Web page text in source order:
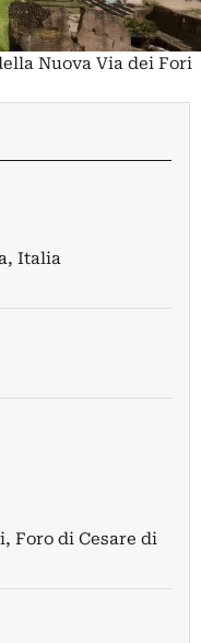
Nuova Via dei Fori
Italia
Foro di Cesare di